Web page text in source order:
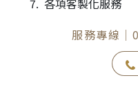
服務專線